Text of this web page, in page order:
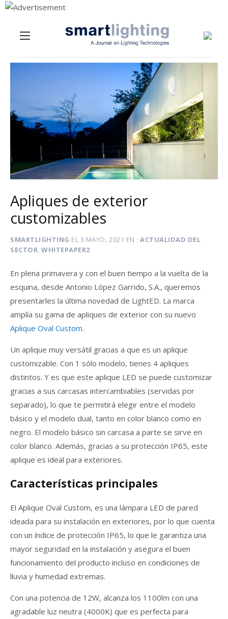
Menu
Apliques de exterior
customizables
SMARTLIGHTING EL 3 MAYO, 2021 EN
ACTUALIDAD DEL
SECTOR,WHITEPAPER2
En plena primavera y con el buen tiempo a la vuelta de la
esquina, desde Antonio López Garrido, S.A., queremos
presentarles la última novedad de LightED. La marca
amplía su gama de apliques de exterior con su nuevo
Aplique Oval Custom.
Un aplique muy versátil gracias a que es un aplique
customizable. Con 1 sólo modelo, tienes 4 apliques
distintos. Y es que este aplique LED se puede customizar
gracias a sus carcasas intercambiables (servidas por
separado), lo que te permitirá elegir entre el modelo
básico y el modelo dual, tanto en color blanco como en
negro. El modelo básico sin carcasa a parte se sirve en
color blanco. Además, gracias a su protección IP65, este
aplique es ideal para exteriores.
Características principales
El Aplique Oval Custom, es una lámpara LED de pared
ideada para su instalación en exteriores, por lo que cuenta
con un índice de protección IP65, lo que le garantiza una
mayor seguridad en la instalación y asegura el buen
funcionamiento del producto incluso en condiciones de
lluvia y humedad extremas.
Con una potencia de 12W, alcanza los 1100lm con una
agradable luz neutra (4000K) que es perfecta para